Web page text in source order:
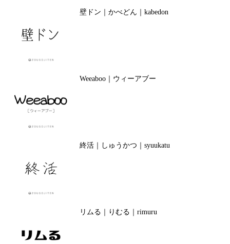
壁ドン｜かべどん｜kabedon
Weeaboo｜ウィーアブー
終活｜しゅうかつ｜syuukatu
リムる｜りむる｜rimuru